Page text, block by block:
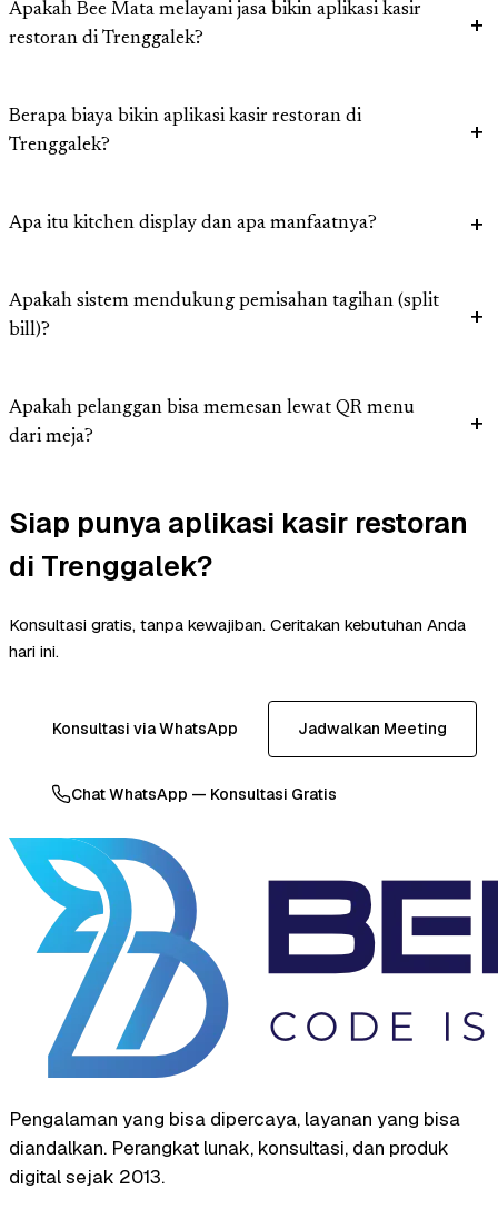
Apakah Bee Mata melayani jasa bikin aplikasi kasir
restoran di Trenggalek?
Berapa biaya bikin aplikasi kasir restoran di
Trenggalek?
Apa itu kitchen display dan apa manfaatnya?
Apakah sistem mendukung pemisahan tagihan (split
bill)?
Apakah pelanggan bisa memesan lewat QR menu
dari meja?
Siap punya aplikasi kasir restoran
di Trenggalek?
Konsultasi gratis, tanpa kewajiban. Ceritakan kebutuhan Anda
hari ini.
Konsultasi via WhatsApp Jadwalkan Meeting
Chat WhatsApp — Konsultasi Gratis
Pengalaman yang bisa dipercaya, layanan yang bisa
diandalkan. Perangkat lunak, konsultasi, dan produk
digital sejak 2013.